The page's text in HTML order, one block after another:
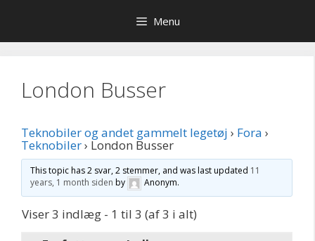
indhold
Menu
London Busser
Teknobiler og andet gammelt legetøj › Fora ›
Teknobiler› London Busser
This topic has 2 svar, 2 stemmer, and was last updated 11
years, 1 month siden by Anonym.
Viser 3 indlæg - 1 til 3 (af 3 i alt)